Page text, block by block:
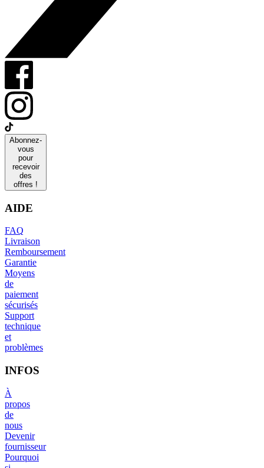
Abonnez-
vous
pour
recevoir
des
offres !
AIDE
FAQ
Livraison
Remboursement
Garantie
Moyens
de
paiement
sécurisés
Support
technique
et
problèmes
INFOS
À
propos
de
nous
Devenir
fournisseur
Pourquoi